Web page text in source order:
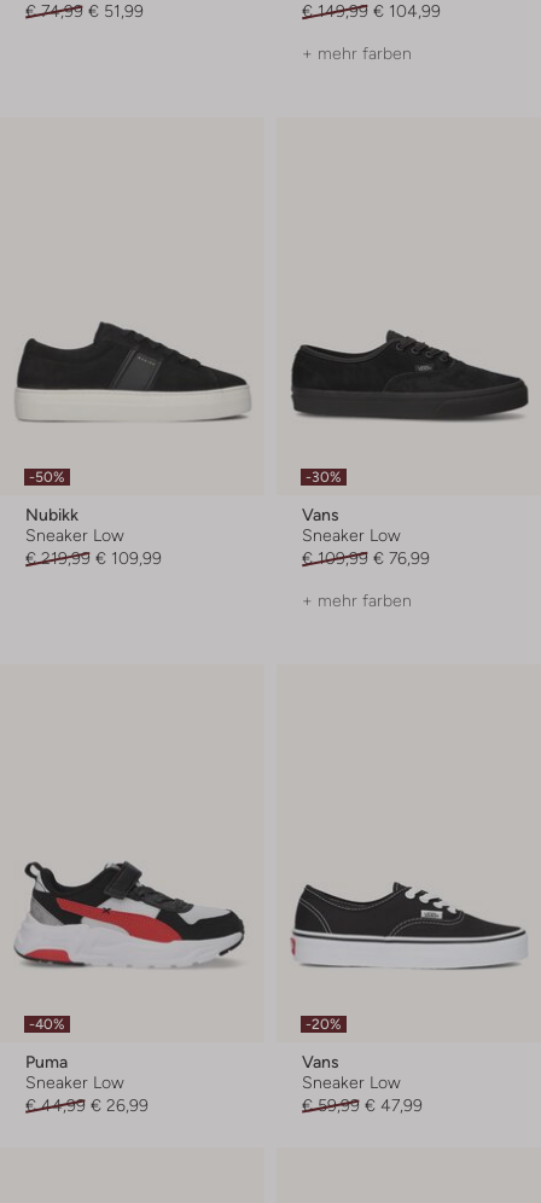
€ 74,99 € 51,99
€ 149,99 € 104,99
+ mehr farben
-50%
Nubikk
Sneaker Low
€ 219,99 € 109,99
-30%
Vans
Sneaker Low
€ 109,99 € 76,99
+ mehr farben
-40%
Puma
Sneaker Low
€ 44,99 € 26,99
-20%
Vans
Sneaker Low
€ 59,99 € 47,99